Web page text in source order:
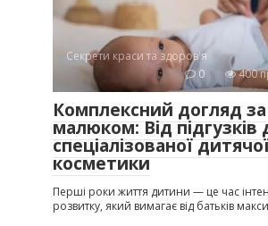
Секрети краси та здоров'я
0
400
Комплексний догляд за
малюком: Від підгузків
спеціалізованої
косметики
Перші роки життя дитини — це час
розвитку, який вимагає від батьків